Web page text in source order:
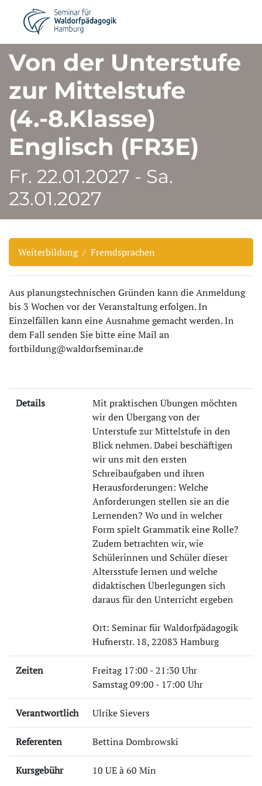
Von der Unterstufe
zur Mittelstufe
(4.-8.Klasse)
Englisch (FR3E)
Fr. 22.01.2027 - Sa.
23.01.2027
Weiterbildung Fremdsprachen
Aus planungstechnischen Gründen kann die Anmeldung
bis 3 Wochen vor der Veranstaltung erfolgen. In
Einzelfällen kann eine Ausnahme gemacht werden. In
dem Fall senden Sie bitte eine Mail an
fortbildung@waldorfseminar.de
Details
Mit praktischen Übungen möchten
wir den Übergang von der
Unterstufe zur Mittelstufe in den
Blick nehmen. Dabei beschäftigen
wir uns mit den ersten
Schreibaufgaben und ihren
Herausforderungen: Welche
Anforderungen stellen sie an die
Lernenden? Wo und in welcher
Form spielt Grammatik eine Rolle?
Zudem betrachten wir, wie
Schülerinnen und Schüler dieser
Altersstufe lernen und welche
didaktischen Überlegungen sich
daraus für den Unterricht ergeben
Ort: Seminar für Waldorfpädagogik
Hufnerstr. 18, 22083 Hamburg
Zeiten
Freitag 17:00 - 21:30 Uhr
Samstag 09:00 - 17:00 Uhr
Verantwortlich Ulrike Sievers
Referenten Bettina Dombrowski
Kursgebühr 10 UE à 60 Min